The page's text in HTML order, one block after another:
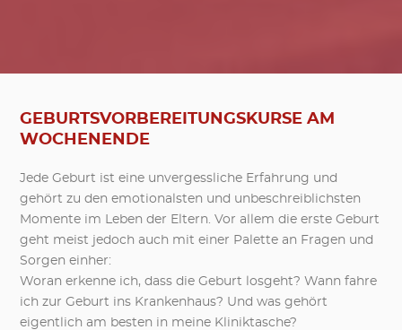
GEBURTSVORBEREITUNGSKURSE AM
WOCHENENDE
Jede Geburt ist eine unvergessliche Erfahrung und
gehört zu den emotionalsten und unbeschreiblichsten
Momente im Leben der Eltern. Vor allem die erste Geburt
geht meist jedoch auch mit einer Palette an Fragen und
Sorgen einher:
Woran erkenne ich, dass die Geburt losgeht? Wann fahre
ich zur Geburt ins Krankenhaus? Und was gehört
eigentlich am besten in meine Kliniktasche?